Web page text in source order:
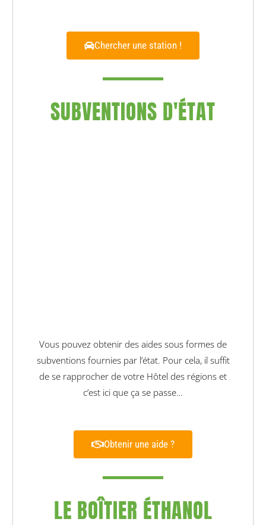
Chercher une station !
SUBVENTIONS D'ÉTAT
Vous pouvez obtenir des aides sous formes de
subventions fournies par l’état. Pour cela, il suffit
de se rapprocher de votre Hôtel des régions et
c’est ici que ça se passe…
Obtenir une aide ?
LE BOÎTIER ÉTHANOL